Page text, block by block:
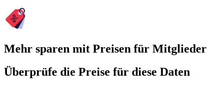
Mehr sparen mit Preisen für Mitglieder
Überprüfe die Preise für diese Daten